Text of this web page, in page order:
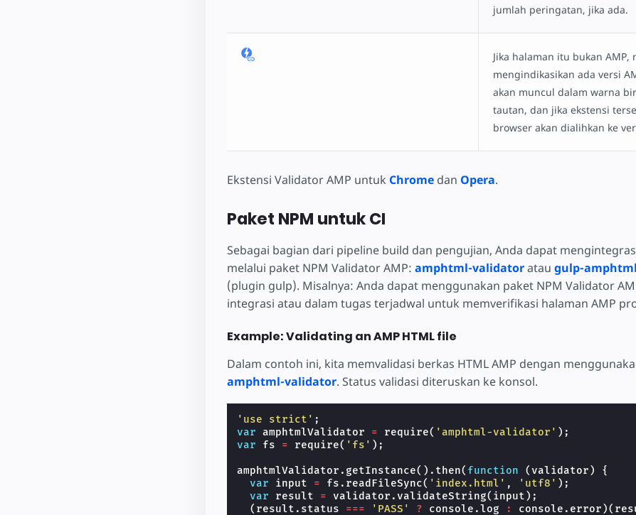
jumlah peringatan, jika ada.
Jika halaman itu bukan AMP,
mengindikasikan ada versi
akan muncul dalam warna
tautan, dan jika ekstensi
browser akan dialihkan ke
Ekstensi Validator AMP untuk Chromedan Opera.
Paket NPM untuk CI
Sebagai bagian dari pipeline build dan pengujian, Anda dapat
melalui paket NPM Validator AMP: amphtml-validatoratau gulp-
(plugin gulp). Misalnya: Anda dapat menggunakan paket NPM Validator
integrasi atau dalam tugas terjadwal untuk memverifikasi halaman AMP
Example: Validating an AMP HTML file
Dalam contoh ini, kita memvalidasi berkas HTML AMP dengan
amphtml-validator. Status validasi diteruskan ke konsol.
'use strict' ;
var amphtmlValidator = require( 'amphtml-validator' );
var
fs = require( 'fs' );
amphtmlValidator . getInstance(). then( function (validator )
{
var
input = fs . readFileSync( 'index.html' , 'utf8' );
var
result = validator .validateString( input );
( result . status === 'PASS' ? console .log : console . error )(